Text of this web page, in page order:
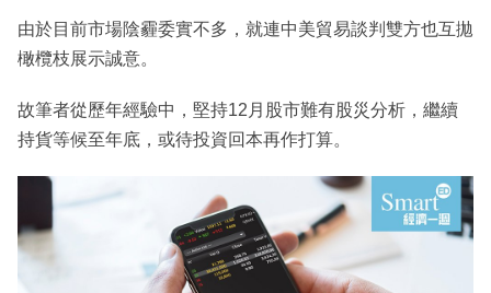
由於目前市場陰霾委實不多，就連中美貿易談判雙方也互拋
橄欖枝展示誠意。
故筆者從歷年經驗中，堅持12月股市難有股災分析，繼續
持貨等候至年底，或待投資回本再作打算。